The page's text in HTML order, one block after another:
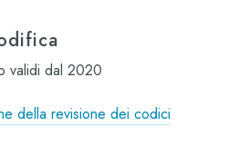
validi dal 2020
della revisione dei codici